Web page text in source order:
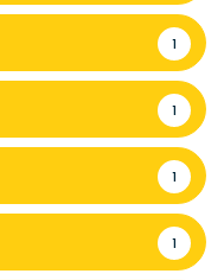
1
1
1
1